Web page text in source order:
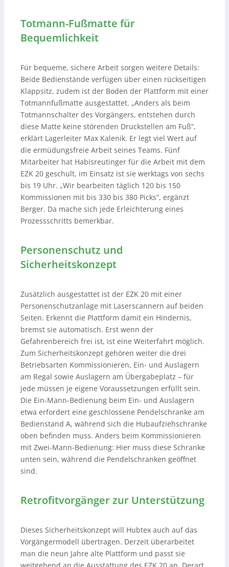
Totmann-Fußmatte für
Bequemlichkeit
Für bequeme, sichere Arbeit sorgen weitere Details:
Beide Bedienstände verfügen über einen rückseitigen
Klappsitz, zudem ist der Boden der Plattform mit einer
Totmannfußmatte ausgestattet. „Anders als beim
Totmannschalter des Vorgängers, entstehen durch
diese Matte keine störenden Druckstellen am Fuß“,
erklärt Lagerleiter Max Kalenik. Er legt viel Wert auf
die ermüdungsfreie Arbeit seines Teams. Fünf
Mitarbeiter hat Habisreutinger für die Arbeit mit dem
EZK 20 geschult, im Einsatz ist sie werktags von sechs
bis 19 Uhr. „Wir bearbeiten täglich 120 bis 150
Kommissionen mit bis 330 bis 380 Picks“, ergänzt
Berger. Da mache sich jede Erleichterung eines
Prozessschritts bemerkbar.
Personenschutz und
Sicherheitskonzept
Zusätzlich ausgestattet ist der EZK 20 mit einer
Personenschutzanlage mit Laserscannern auf beiden
Seiten. Erkennt die Plattform damit ein Hindernis,
bremst sie automatisch. Erst wenn der
Gefahrenbereich frei ist, ist eine Weiterfahrt möglich.
Zum Sicherheitskonzept gehören weiter die drei
Betriebsarten Kommissionieren, Ein- und Auslagern
am Regal sowie Auslagern am Übergabeplatz – für
jede müssen je eigene Voraussetzungen erfüllt sein.
Die Ein-Mann-Bedienung beim Ein- und Auslagern
etwa erfordert eine geschlossene Pendelschranke am
Bedienstand A, während sich die Hubaufziehschranke
oben befinden muss. Anders beim Kommissionieren
mit Zwei-Mann-Bedienung: Hier muss diese Schranke
unten sein, während die Pendelschranken geöffnet
sind.
Retrofitvorgänger zur Unterstützung
Dieses Sicherheitskonzept will Hubtex auch auf das
Vorgängermodell übertragen. Derzeit überarbeitet
man die neun Jahre alte Plattform und passt sie